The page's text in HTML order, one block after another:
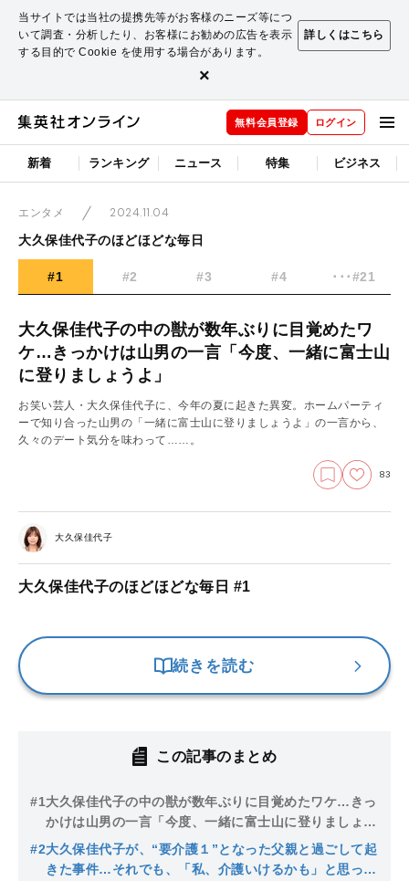
当サイトでは当社の提携先等がお客様のニーズ等につ
いて調査・分析したり、お客様にお勧めの広告を表示
する目的で Cookie を使用する場合があります。
詳しくはこちら
×
無料会員登録 ログイン
新着 ランキング ニュース 特集 ビジネス
エンタメ
2024.11.04
大久保佳代子のほどほどな毎日
#1 #2 #3 #4 ･･･#21
大久保佳代子の中の獣が数年ぶりに目覚めたワ
ケ…きっかけは山男の一言「今度、一緒に富士山
に登りましょうよ」
お笑い芸人・大久保佳代子に、今年の夏に起きた異変。ホームパーティ
ーで知り合った山男の「一緒に富士山に登りましょうよ」の一言から、
久々のデート気分を味わって……。
83
大久保佳代子
大久保佳代子のほどほどな毎日 #1
続きを読む
この記事のまとめ
#1大久保佳代子の中の獣が数年ぶりに目覚めたワケ…きっ
かけは山男の一言「今度、一緒に富士山に登りましょう
よ」
#2大久保佳代子が、“要介護１”となった父親と過ごして起
きた事件…それでも、「私、介護いけるかも」と思った